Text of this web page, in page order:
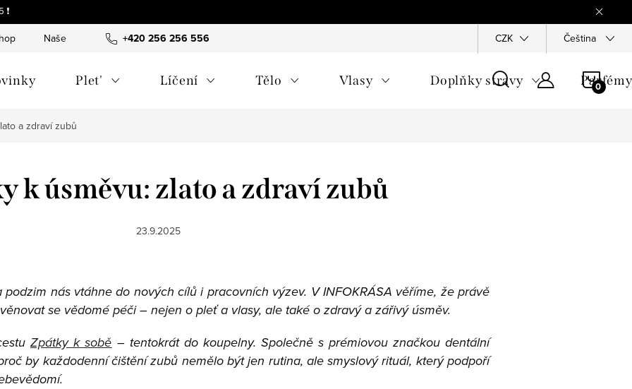
+420 256 256 556
Naše tipy a příběhy O nás Ochrana osobních údajů Všeobecné
CZK Čeština
Plet' Líčení Tělo Vlasy Doplňky stravy Parfémy
a zdraví zubů
k úsměvu: zlato a zdraví zubů
23.9.2025
nás vtáhne do nových cílů i pracovních výzev. V INFOKRÁSA věříme, že právě
se vědomé péči – nejen o pleť a vlasy, ale také o zdravý a zářivý úsměv.
Zpátky k sobě – tentokrát do koupelny. Společně s prémiovou značkou dentální
by každodenní čištění zubů nemělo být jen rutina, ale smyslový rituál, který podpoří